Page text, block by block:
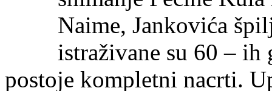
Naime, Jankovića
istraživane su 60 – ih
postoje kompletni nacrti.